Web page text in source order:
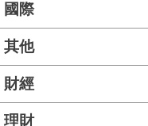
國際
其他
財經
理財